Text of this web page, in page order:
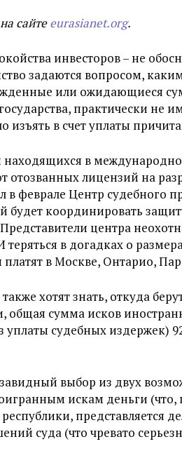
сайтеeurasianet.org.
инвесторов – не
задаются вопросом,
или ожидающиеся
практически не
изъять в счет уплаты
в
отозванных лицензий на
в феврале Центр судебного
будет координировать
центра
в догадках о
в Москве, Онтарио,
хотят знать, откуда
общая сумма исков
судебных издержек)
выбор из двух
искам деньги (что,
представляется
суда (что чревато